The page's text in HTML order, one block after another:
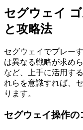
セグウェイ
と攻略法
セグウェイでプレー
は異なる戦略が求め
など、上手に活用す
れらを意識すれば、
ります。
セグウェイ操作の